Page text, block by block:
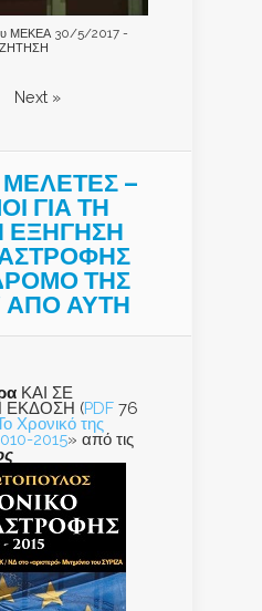
ΜΕΚΕΑ 30/5/2017 -
Next »
ΜΕΛΕΤΕΣ –
ΓΙΑ ΤΗ
ΕΞΗΓΗΣΗ
ΤΗΣ
ΑΠΟ ΑΥΤΗ
ΚΑΙ ΣΕ
ΕΚΔΟΣΗ (PDF 76
Χρονικό της
2015» από τις